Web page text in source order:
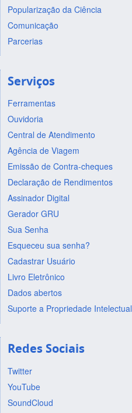
Popularização da Ciência
Comunicação
Parcerias
Serviços
Ferramentas
Ouvidoria
Central de Atendimento
Agência de Viagem
Emissão de Contra-cheques
Declaração de Rendimentos
Assinador Digital
Gerador GRU
Sua Senha
Esqueceu sua senha?
Cadastrar Usuário
Livro Eletrônico
Dados abertos
Suporte a Propriedade Intelectual
Redes Sociais
Twitter
YouTube
SoundCloud